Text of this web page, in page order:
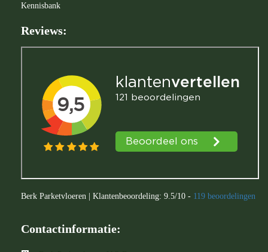
Kennisbank
Reviews:
Berk Parketvloeren Klantenbeoordeling: 9.5/10 - 119 beoordelingen
Contactinformatie: